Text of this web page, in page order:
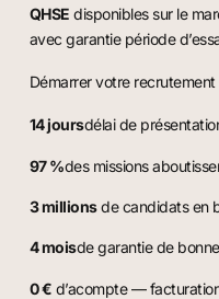
QHSE disponibles sur le
avec garantie période
Démarrer votre
14 joursdélai de
97 %des missions
3 millionsde candidats en
4 moisde garantie de
0 € d’acompte —